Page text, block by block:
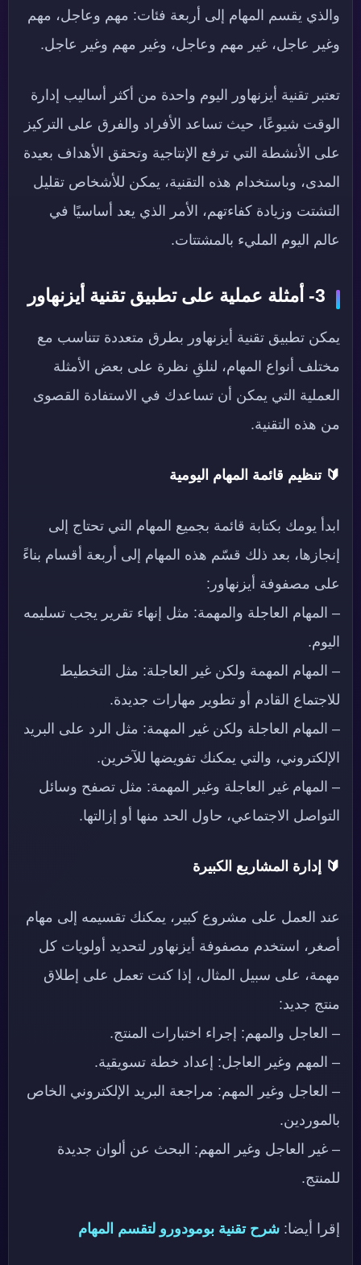
والذي يقسم المهام إلى أربعة فئات: مهم وعاجل، مهم
وغير عاجل، غير مهم وعاجل، وغير مهم وغير عاجل.
تعتبر تقنية أيزنهاور اليوم واحدة من أكثر أساليب إدارة
الوقت شيوعًا، حيث تساعد الأفراد والفرق على التركيز
على الأنشطة التي ترفع الإنتاجية وتحقق الأهداف بعيدة
المدى، وباستخدام هذه التقنية، يمكن للأشخاص تقليل
التشتت وزيادة كفاءتهم، الأمر الذي يعد أساسيًا في
عالم اليوم المليء بالمشتتات.
3- أمثلة عملية على تطبيق تقنية أيزنهاور
يمكن تطبيق تقنية أيزنهاور بطرق متعددة تتناسب مع
مختلف أنواع المهام، لنلقِ نظرة على بعض الأمثلة
العملية التي يمكن أن تساعدك في الاستفادة القصوى
من هذه التقنية.
🔰 تنظيم قائمة المهام اليومية
ابدأ يومك بكتابة قائمة بجميع المهام التي تحتاج إلى
إنجازها، بعد ذلك قسّم هذه المهام إلى أربعة أقسام بناءً
على مصفوفة أيزنهاور:
– المهام العاجلة والمهمة: مثل إنهاء تقرير يجب تسليمه
اليوم.
– المهام المهمة ولكن غير العاجلة: مثل التخطيط
للاجتماع القادم أو تطوير مهارات جديدة.
– المهام العاجلة ولكن غير المهمة: مثل الرد على البريد
الإلكتروني، والتي يمكنك تفويضها للآخرين.
– المهام غير العاجلة وغير المهمة: مثل تصفح وسائل
التواصل الاجتماعي، حاول الحد منها أو إزالتها.
🔰 إدارة المشاريع الكبيرة
عند العمل على مشروع كبير، يمكنك تقسيمه إلى مهام
أصغر، استخدم مصفوفة أيزنهاور لتحديد أولويات كل
مهمة، على سبيل المثال، إذا كنت تعمل على إطلاق
منتج جديد:
– العاجل والمهم: إجراء اختبارات المنتج.
– المهم وغير العاجل: إعداد خطة تسويقية.
– العاجل وغير المهم: مراجعة البريد الإلكتروني الخاص
بالموردين.
– غير العاجل وغير المهم: البحث عن ألوان جديدة
للمنتج.
إقرا أيضا: شرح تقنية بومودورو لتقسم المهام